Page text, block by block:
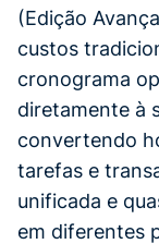
(Edição
custos
cronograma
diretamente à
convertendo
tarefas e
unificada e
em diferentes